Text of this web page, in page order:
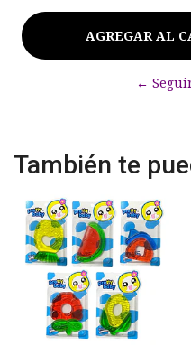
←
También te